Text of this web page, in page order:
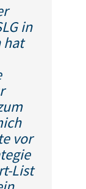
in
hat
vor
List